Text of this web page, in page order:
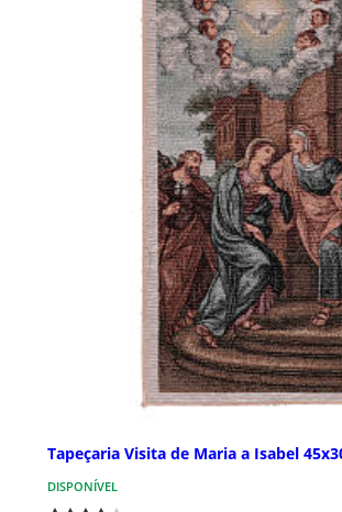
Tapeçaria Visita de Maria a Isabel
DISPONÍVEL